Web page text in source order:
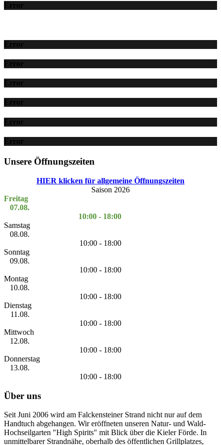
Error
Error
Error
Error
Error
Error
Error
Unsere Öffnungszeiten
HIER klicken für allgemeine Öffnungszeiten
Saison 2026
Freitag
07.08.
10:00 - 18:00
Samstag
08.08.
10:00 - 18:00
Sonntag
09.08.
10:00 - 18:00
Montag
10.08.
10:00 - 18:00
Dienstag
11.08.
10:00 - 18:00
Mittwoch
12.08.
10:00 - 18:00
Donnerstag
13.08.
10:00 - 18:00
Über uns
Seit Juni 2006 wird am Falckensteiner Strand nicht nur auf dem
Handtuch abgehangen. Wir eröffneten unseren Natur- und Wald-
Hochseilgarten "High Spirits" mit Blick über die Kieler Förde. In
unmittelbarer Strandnähe, oberhalb des öffentlichen Grillplatzes,